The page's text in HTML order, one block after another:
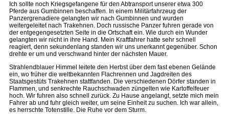
Ich sollte noch Kriegsgefangene für den Abtransport unserer etwa 300
Pferde aus Gumbinnen beschaffen. In einem Militärfahrzeug der
Panzergrenadiere gelangten wir nach Gumbinnen und wurden
weitergeleitet nach Trakehnen. Doch russische Panzer fuhren gerade von
der entgegengesetzten Seite in die Ortschaft ein. Wie durch ein Wunder
gelangten wir nicht in ihre Hand. Mein Kraftfahrer hatte sehr schnell
reagiert, denn sekundenlang standen wir uns unerkannt gegenüber. Schon
drehte er um und verschwand hinter der nächsten Mauer.
Strahlendblauer Himmel leitete den Herbst über dem fast ebenen Gelände
ein, wo früher die weltbekannten Flachrennen und Jagdreiten des
Staatsgestüts Trakehnen stattfanden. Die verschiedenen Dörfer standen in
Flammen, und senkrechte Rauchschwaden züngelten wie Kartoffelfeuer
hoch. Wir fuhren also schnell zurück. Zu Hause angelangt, setzte mich mein
Fahrer ab und fuhr gleich weiter, um seine Einheit zu suchen. Ich war allein,
es herrschte Totenstille. Die Ruhe vor dem Sturm.